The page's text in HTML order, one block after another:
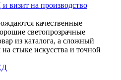
визит на производство
качественные
светопрозрачные
из каталога, а сложный
стыке искусства и точной